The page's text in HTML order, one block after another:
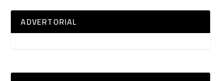
ADVERTORIAL